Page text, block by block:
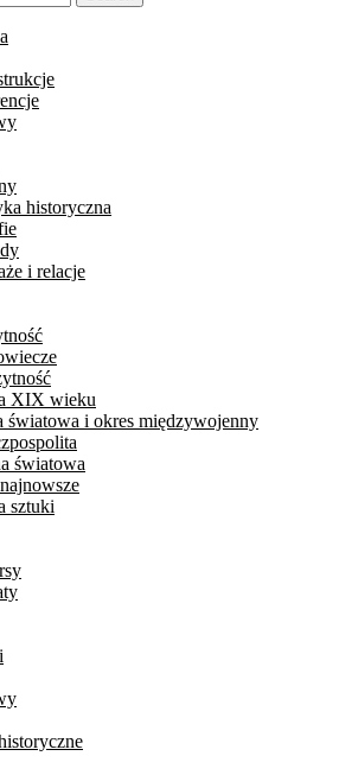
historyczna
i relacje
XIX wieku
światowa i okres międzywojenny
światowa
sztuki